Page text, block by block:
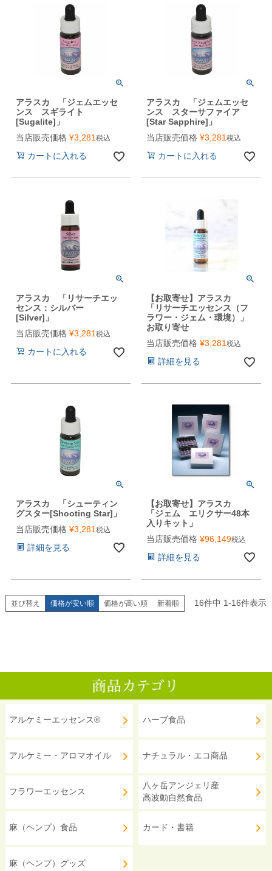
アラスカ 「ジェムエッセ
ンス スギライト
[Sugalite]」
当店販売価格 ¥3,281 税込
カートに入れる
アラスカ 「ジェムエッセ
ンス スターサファイア
[Star Sapphire]」
当店販売価格 ¥3,281 税込
カートに入れる
アラスカ 「リサーチエッ
センス：シルバー
[Silver]」
当店販売価格 ¥3,281 税込
カートに入れる
【お取寄せ】アラスカ
「リサーチエッセンス（フ
ラワー・ジェム・環境）」
お取り寄せ
当店販売価格 ¥3,281 税込
詳細を見る
アラスカ 「シューティン
グスター[Shooting Star]」
当店販売価格 ¥3,281 税込
詳細を見る
【お取寄せ】アラスカ
「ジェム エリクサー48本
入りキット」
当店販売価格 ¥96,149税込
詳細を見る
並び替え 価格が安い順 価格が高い順 新着順 16件中 1-16件表示
アルケミーエッセンス®
アルケミー・アロマオイル
フラワーエッセンス
麻（ヘンプ）食品
麻（ヘンプ）グッズ
ハーブ食品
ナチュラル・エコ商品
八ヶ岳アンジェリ産
高波動自然食品
カード・書籍